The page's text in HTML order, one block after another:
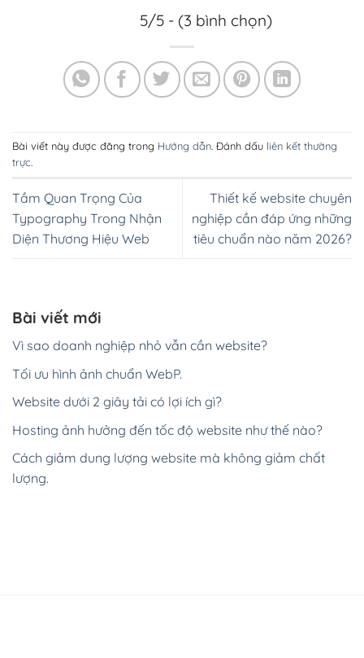
5/5 - (3 bình chọn)
Bài viết này được đăng trong Hướng dẫn. Đánh dấu liên kết thường
trực.
Tầm Quan Trọng Của
Typography Trong Nhận
Diện Thương Hiệu Web
Thiết kế website chuyên
nghiệp cần đáp ứng những
tiêu chuẩn nào năm 2026?
Bài viết mới
Vì sao doanh nghiệp nhỏ vẫn cần website?
Tối ưu hình ảnh chuẩn WebP.
Website dưới 2 giây tải có lợi ích gì?
Hosting ảnh hưởng đến tốc độ website như thế nào?
Cách giảm dung lượng website mà không giảm chất
lượng.